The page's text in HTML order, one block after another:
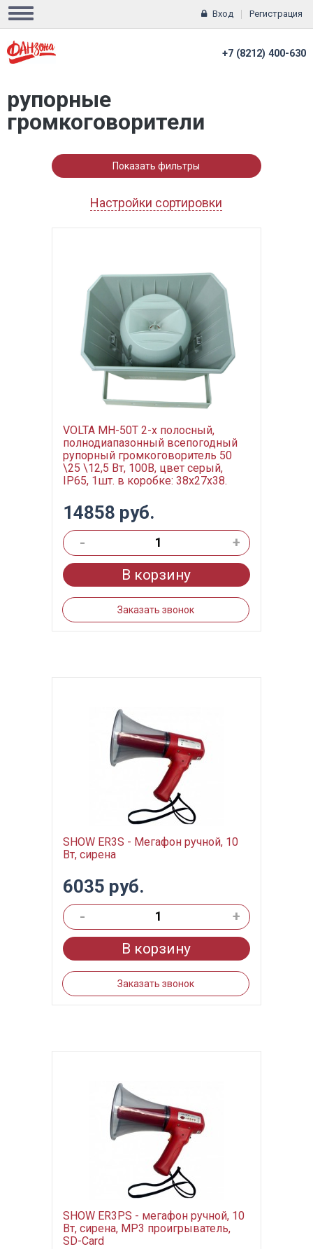
Вход Регистрация
+7 (8212) 400-630
рупорные
громкоговорители
Показать фильтры
Настройки сортировки
VOLTA MH-50T 2-х полосный,
полнодиапазонный всепогодный
рупорный громкоговоритель 50
\25 \12,5 Вт, 100В, цвет серый,
IP65, 1шт. в коробке: 38х27х38.
14858 руб.
-
+
В корзину
Заказать звонок
SHOW ER3S - Мегафон ручной, 10
Вт, сирена
6035 руб.
-
+
В корзину
Заказать звонок
SHOW ER3PS - мегафон ручной, 10
Вт, сирена, MP3 проигрыватель,
SD-Card